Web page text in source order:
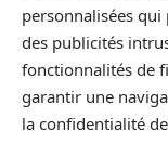
personnalisées
des publicités
fonctionnalités de
garantir une
la confidentialité